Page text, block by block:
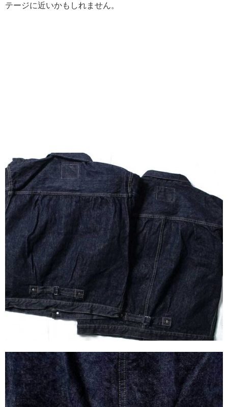
テージに近いかもしれません。